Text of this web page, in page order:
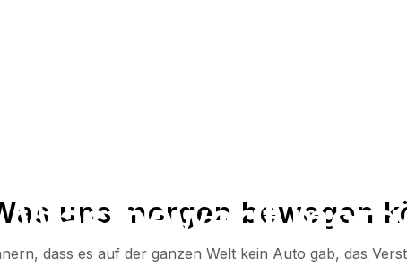
Was bewegt
uns morgen bewegen
dass es auf der ganzen Welt kein Auto gab, das